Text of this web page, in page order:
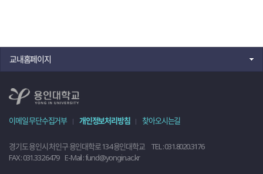
이메일 무단수집거부 개인정보처리방침 찾아오시는길
교내홈페이지
경기도 용인시 처인구 용인대학로 134 용인대학교 TEL: 031.8020.3176
FAX: 031.332.6479 E-Mail: fund@yongin.ac.kr